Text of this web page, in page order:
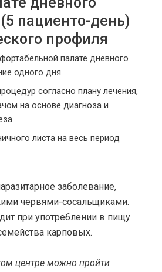
пациенто-день)
профиля
палате дневного
одного дня
согласно плану лечения,
на основе диагноза и
листа на весь период
заболевание,
червями-сосальщиками.
при употреблении в пищу
карповых.
центре можно пройти